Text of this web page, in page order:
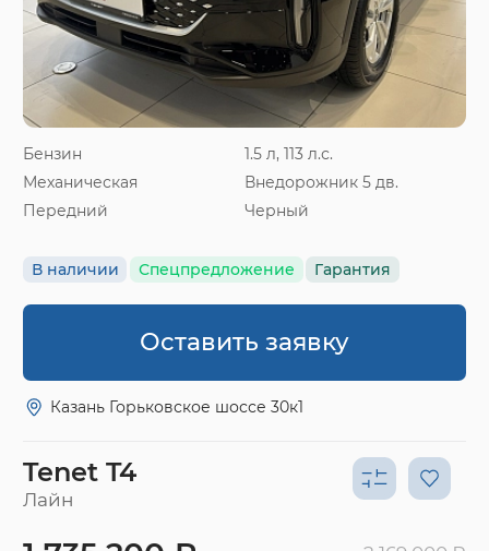
Бензин
1.5 л, 113 л.с.
Механическая
Внедорожник 5 дв.
Передний
Черный
В наличии Спецпредложение Гарантия
Оставить заявку
Казань Горьковское шоссе 30к1
Tenet T4
Лайн